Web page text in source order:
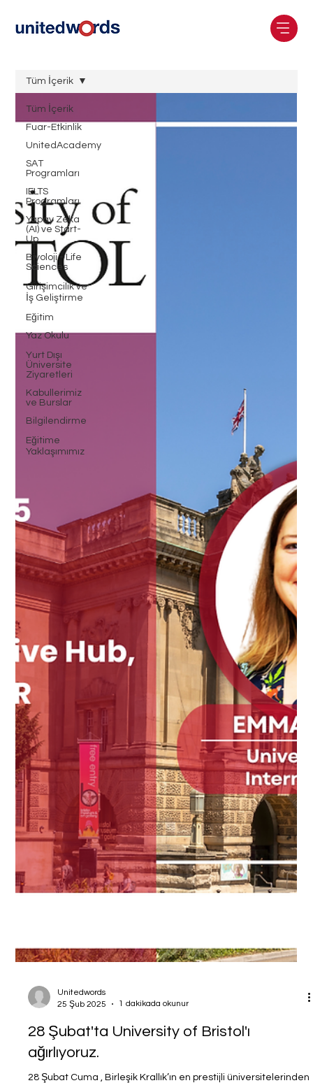
Tüm İçerik
Fuar-Etkinlik
UnitedAcademy
SAT
Programları
IELTS
Programları
Yapay Zeka
(AI) ve Start-
Up
Biyoloji - Life
Sciences
Girişimcilik ve
İş Geliştirme
Eğitim
Yaz Okulu
Yurt Dışı
Üniversite
Ziyaretleri
Kabullerimiz
ve Burslar
Bilgilendirme
Eğitime
Yaklaşımımız
Tüm İçerik
Unitedwords
28 Şubat'ta University of Bristol'ı